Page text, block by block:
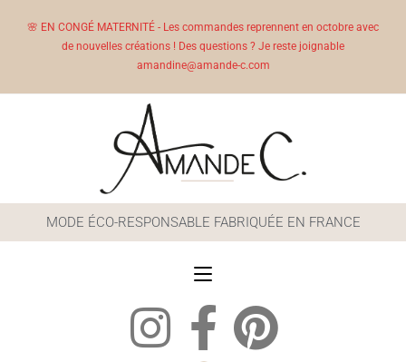
🌸 EN CONGÉ MATERNITÉ - Les commandes reprennent en octobre avec
de nouvelles créations ! Des questions ? Je reste joignable
amandine@amande-c.com
MODE ÉCO-RESPONSABLE FABRIQUÉE EN FRANCE